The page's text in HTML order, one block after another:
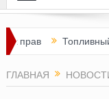
Топливный кризис
ГЛАВНАЯ